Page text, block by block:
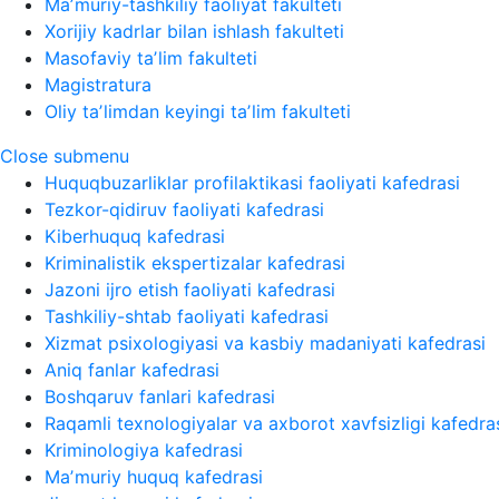
Maʼmuriy-tashkiliy faoliyat fakulteti
Xorijiy kadrlar bilan ishlash fakulteti
Masofaviy taʼlim fakulteti
Magistratura
Oliy taʼlimdan keyingi taʼlim fakulteti
Close submenu
Huquqbuzarliklar profilaktikasi faoliyati kafedrasi
Tezkor-qidiruv faoliyati kafedrasi
Kiberhuquq kafedrasi
Kriminalistik ekspertizalar kafedrasi
Jazoni ijro etish faoliyati kafedrasi
Tashkiliy-shtab faoliyati kafedrasi
Xizmat psixologiyasi va kasbiy madaniyati kafedrasi
Aniq fanlar kafedrasi
Boshqaruv fanlari kafedrasi
Raqamli texnologiyalar va axborot xavfsizligi
Kriminologiya kafedrasi
Maʼmuriy huquq kafedrasi